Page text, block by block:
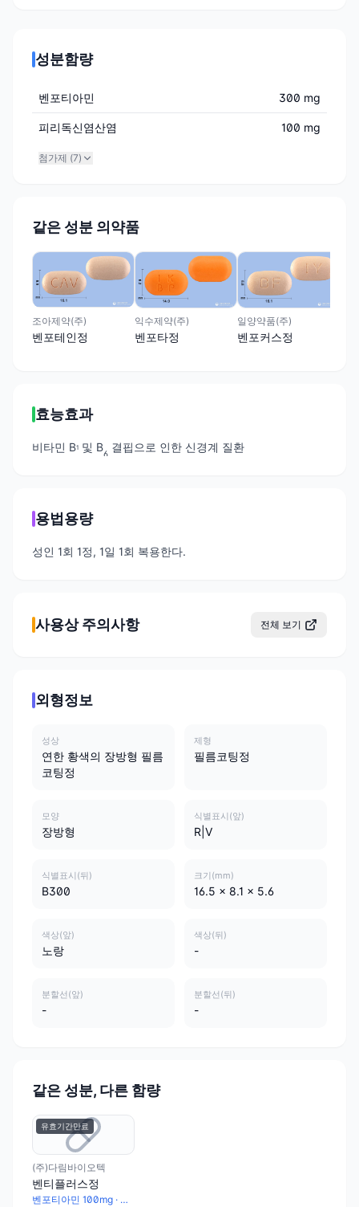
성분함량
벤포티아민 300 mg
피리독신염산염 100 mg
첨가제 (7)
같은 성분 의약품
조아제약(주)
벤포테인정
익수제약(주)
벤포타정
일양약품(주)
벤포커스정
효능효과
비타민 B1 및 B6 결핍으로 인한 신경계 질환
용법용량
성인 1회 1정, 1일 1회 복용한다.
사용상 주의사항 전체 보기
외형정보
성상
연한 황색의 장방형 필름
코팅정
제형
필름코팅정
모양
장방형
식별표시(앞)
R|V
식별표시(뒤)
B300
크기(mm)
16.5 x 8.1 x 5.6
색상(앞)
노랑
색상(뒤)
-
분할선(앞)
-
분할선(뒤)
-
같은 성분, 다른 함량
유효기간만료
(주)다림바이오텍
벤티플러스정
벤포티아민 100mg · 피리독신염산염 100mg